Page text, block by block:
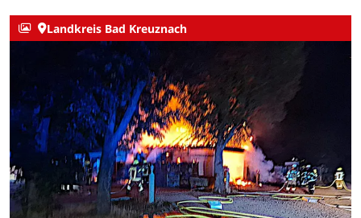
Landkreis Bad Kreuznach